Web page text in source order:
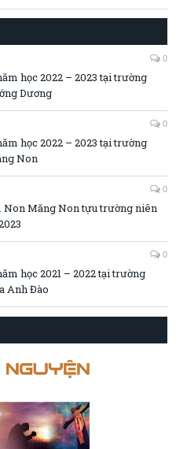
0
học 2022 – 2023 tại trường
Dương
0
học 2022 – 2023 tại trường
Non
0
Măng Non tựu trường niên
0
học 2021 – 2022 tại trường
Anh Đào